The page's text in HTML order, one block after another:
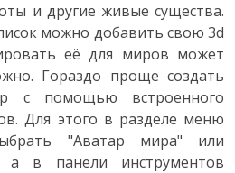
и другие живые существа.
можно добавить свою 3d
её для миров может
Гораздо проще создать
с помощью встроенного
Для этого в разделе меню
"Аватар мира" или
а в панели инструментов